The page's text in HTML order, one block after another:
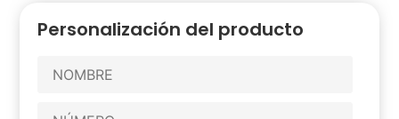
Personalización del producto